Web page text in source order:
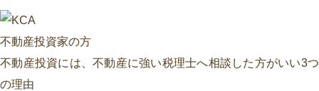
不動産投資家の方
不動産投資には、不動産に強い税理士へ相談した方がいい3つ
の理由